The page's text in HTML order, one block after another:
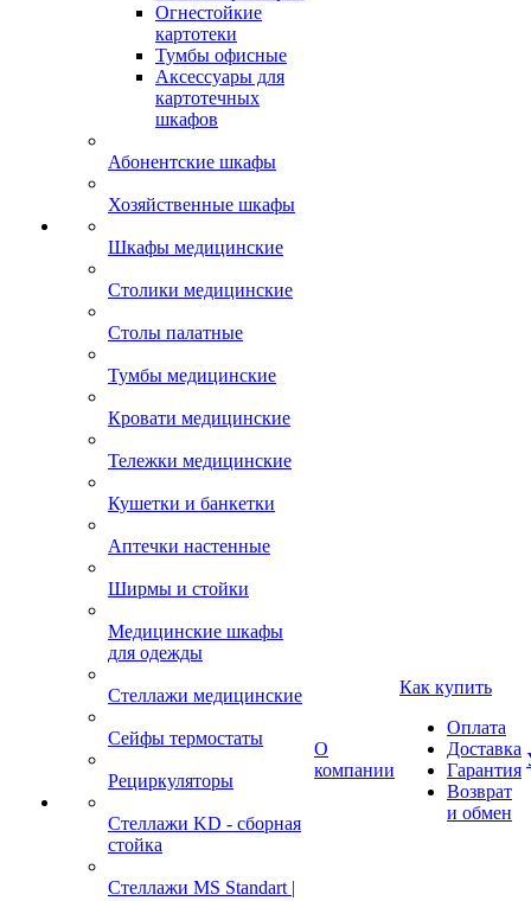
Огнестойкие
картотеки
Тумбы офисные
Аксессуары для
картотечных
шкафов
Абонентские шкафы
Хозяйственные шкафы
Шкафы медицинские
Столики медицинские
Столы палатные
Тумбы медицинские
Кровати медицинские
Тележки медицинские
Кушетки и банкетки
Аптечки настенные
Ширмы и стойки
Медицинские шкафы
для одежды
Стеллажи медицинские
Сейфы термостаты
Рециркуляторы
Стеллажи KD - сборная
стойка
Стеллажи MS Standart |
О
компании
Как купить
Оплата
Доставка
Гарантия
Возврат
и обмен